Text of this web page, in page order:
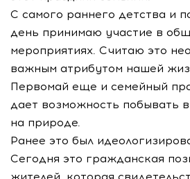
С самого раннего детства и
день принимаю участие в
мероприятиях. Считаю это
важным атрибутом нашей
Первомай еще и семейный
дает возможность побывать
на природе.
Ранее это был
Сегодня это гражданская